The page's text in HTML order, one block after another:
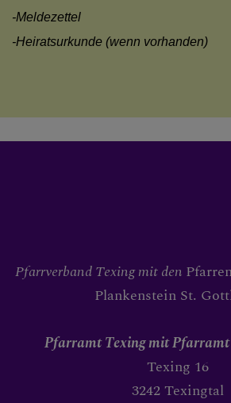
SAKRAMENTE
Trauung
Firmung
Buße Beichte
Krankensalbung
-Meldezettel
-Heiratsurkunde (wenn vorhanden)
Pfarrverband Texing mit den
Plankenstein St.
Pfarramt Texingmit
Texing 16
3242 Texingtal